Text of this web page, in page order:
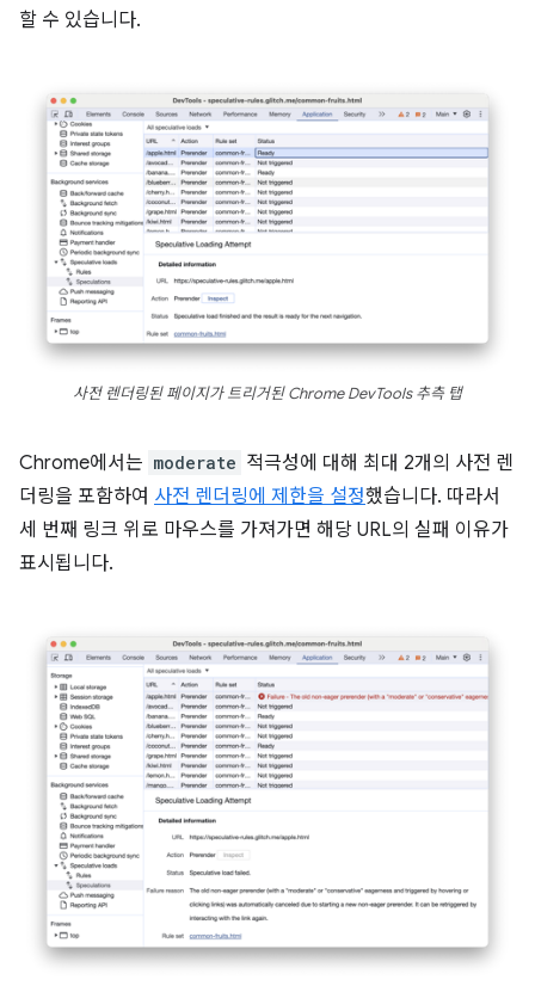
할 수 있습니다.
사전 렌더링된 페이지가 트리거된 Chrome DevTools 추측 탭
Chrome에서는 moderate 적극성에 대해 최대 2개의 사전 렌
더링을 포함하여 사전 렌더링에 제한을 설정했습니다. 따라서
세 번째 링크 위로 마우스를 가져가면 해당 URL의 실패 이유가
표시됩니다.